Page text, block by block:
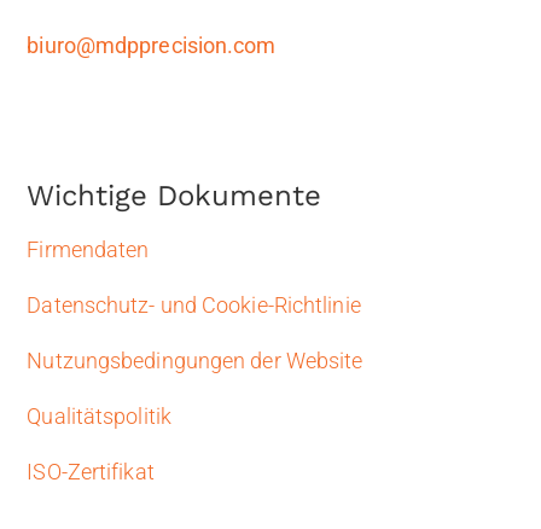
biuro@mdpprecision.com
Wichtige Dokumente
Firmendaten
Datenschutz- und Cookie-Richtlinie
Nutzungsbedingungen der Website
Qualitätspolitik
ISO-Zertifikat